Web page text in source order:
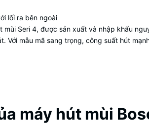
lối ra bên ngoài
mùi Seri 4, được sản xuất và nhập khẩu
Với mẫu mã sang trọng, công suất hút
máy hút mùi